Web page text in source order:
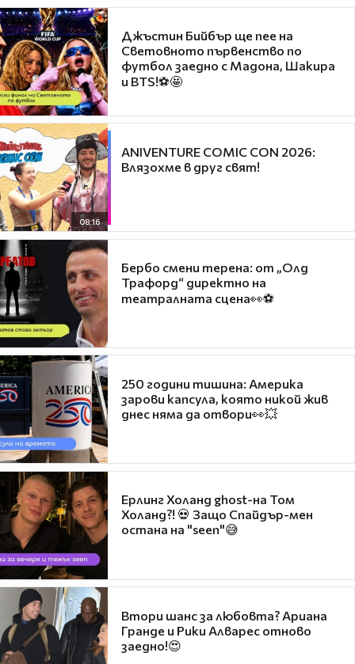
Джъстин Бийбър ще пее на
Световното първенство по
футбол заедно с Мадона, Шакира
и BTS!⚽🤩
08:16
ANIVENTURE COMIC CON 2026:
Влязохме в друг свят!
Бербо смени терена: от „Олд
Трафорд“ директно на
театралната сцена👀⚽
250 години тишина: Америка
зарови капсула, която никой жив
днес няма да отвори👀💥
Ерлинг Холанд ghost-на Том
Холанд?! 💀 Защо Спайдър-мен
остана на "seen"😅
Втори шанс за любовта? Ариана
Гранде и Рики Алварес отново
заедно!😍